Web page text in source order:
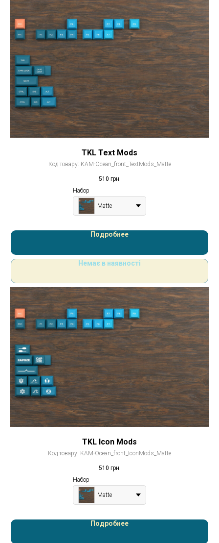
TKL Text Mods
Код товару: KAM-Ocean_front_TextMods_Matte
510 грн.
Набор
Matte
Подробнее
Немає в наявності
TKL Icon Mods
Код товару: KAM-Ocean_front_IconMods_Matte
510 грн.
Набор
Matte
Подробнее